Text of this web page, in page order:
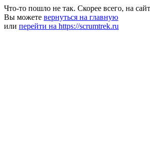
Что-то пошло не так. Скорее всего, на
Вы можете вернуться на главную
или перейти на https://scrumtrek.ru